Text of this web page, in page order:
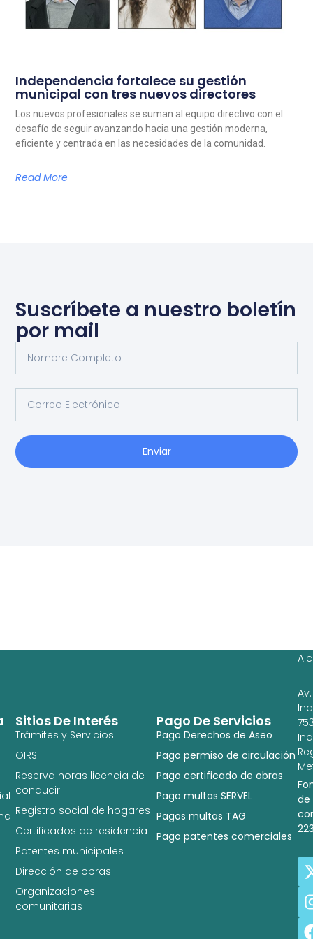
Independencia fortalece su gestión
municipal con tres nuevos directores
Los nuevos profesionales se suman al equipo directivo con el
desafío de seguir avanzando hacia una gestión moderna,
eficiente y centrada en las necesidades de la comunidad.
Read More
Suscríbete a nuestro boletín
por mail
Enviar
Pago De Servicios
Pago Derechos de Aseo
Pago permiso de circulación
Pago certificado de obras
Pago multas SERVEL
Pagos multas TAG
Pago patentes comerciales
Sitios De Interés
Trámites y Servicios
OIRS
Reserva horas licencia de
conducir
Registro social de hogares
Certificados de residencia
Patentes municipales
Dirección de obras
Organizaciones
comunitarias
Av.
de